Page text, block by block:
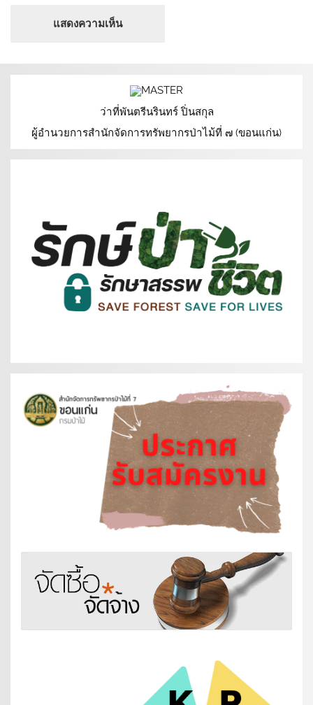
ว่าที่พันตรีนรินทร์ ปิ่นสกุล
ผู้อำนวยการสำนักจัดการทรัพยากรป่าไม้ที่ ๗ (ขอนแก่น)